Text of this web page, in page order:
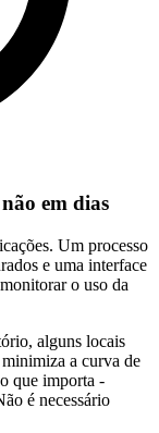
em dias
Um processo
e uma interface
o uso da
alguns locais
a curva de
que importa -
é necessário